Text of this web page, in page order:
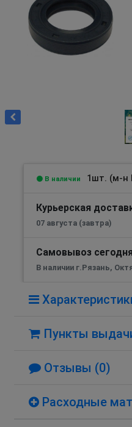
В наличии 1шт. (м-н
Курьерская
07 августа (завтра)
Самовывоз
В наличии г.Рязань,
Пункты
Отзывы (0)
Расходные